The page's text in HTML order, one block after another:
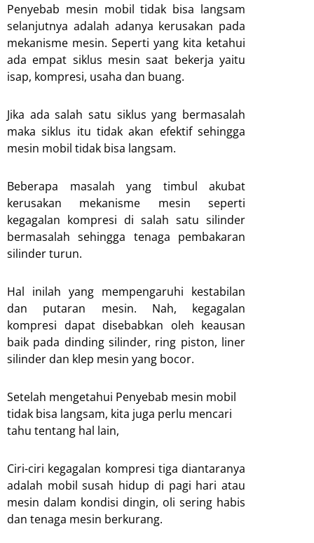
Penyebab mesin mobil tidak bisa langsam
selanjutnya adalah adanya kerusakan pada
mekanisme mesin. Seperti yang kita ketahui
ada empat siklus mesin saat bekerja yaitu
isap, kompresi, usaha dan buang.
Jika ada salah satu siklus yang bermasalah
maka siklus itu tidak akan efektif sehingga
mesin mobil tidak bisa langsam.
Beberapa masalah yang timbul akubat
kerusakan mekanisme mesin seperti
kegagalan kompresi di salah satu silinder
bermasalah sehingga tenaga pembakaran
silinder turun.
Hal inilah yang mempengaruhi kestabilan
dan putaran mesin. Nah, kegagalan
kompresi dapat disebabkan oleh keausan
baik pada dinding silinder, ring piston, liner
silinder dan klep mesin yang bocor.
Setelah mengetahui Penyebab mesin mobil
tidak bisa langsam, kita juga perlu mencari
tahu tentang hal lain,
Ciri-ciri kegagalan kompresi tiga diantaranya
adalah mobil susah hidup di pagi hari atau
mesin dalam kondisi dingin, oli sering habis
dan tenaga mesin berkurang.